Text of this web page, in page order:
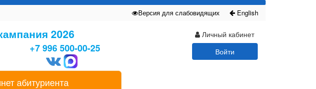
English
Версия для слабовидящих
2026
+7 996 500-00-25
абитуриента
Личный кабинет
Войти